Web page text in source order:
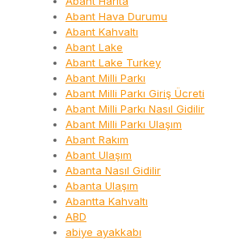
Abant Hava Durumu
Abant Kahvaltı
Abant Lake
Abant Lake Turkey
Abant Milli Parkı
Abant Milli Parkı Giriş Ücreti
Abant Milli Parkı Nasıl Gidilir
Abant Milli Parkı Ulaşım
Abant Rakım
Abant Ulaşım
Abanta Nasıl Gidilir
Abanta Ulaşım
Abantta Kahvaltı
ABD
abiye ayakkabı